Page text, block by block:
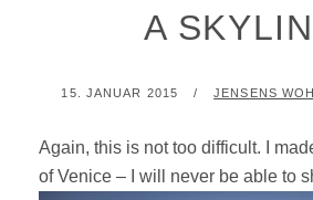
A
POSTED
15. JANUAR 2015 BY
JENSENS
Again, this is not too difficult. I
of Venice – I will never be able to